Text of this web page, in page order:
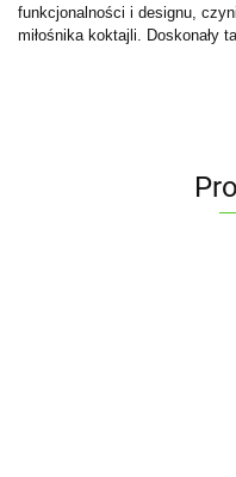
funkcjonalności i designu,
miłośnika koktajli. Doskonały